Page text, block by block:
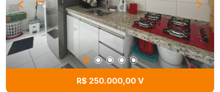
R$ 250.000,00 V